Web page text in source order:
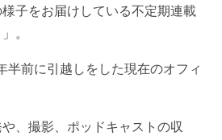
子をお届けしている不定期連載
。
半前に引越しをした現在のオフィ
、撮影、ポッドキャストの収